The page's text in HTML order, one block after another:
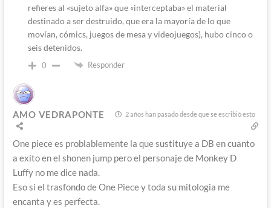
refieres al «sujeto alfa» que «interceptaba» el material
destinado a ser destruido, que era la mayoría de lo que
movían, cómics, juegos de mesa y videojuegos), hubo cinco o
seis detenidos.
0 Responder
AMO VEDRAPONTE 2 años han pasado desde que se escribió esto
One piece es problablemente la que sustituye a DB en cuanto
a exito en el shonen jump pero el personaje de Monkey D
Luffy no me dice nada.
Eso si el trasfondo de One Piece y toda su mitologia me
encanta y es perfecta.